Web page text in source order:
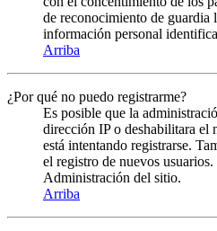
de reconocimiento de guardia
información personal
Arriba
¿Por qué no puedo registrarme?
Es posible que la
dirección IP o deshabilitara el
está intentando registrarse.
el registro de nuevos
Administración del sitio.
Arriba